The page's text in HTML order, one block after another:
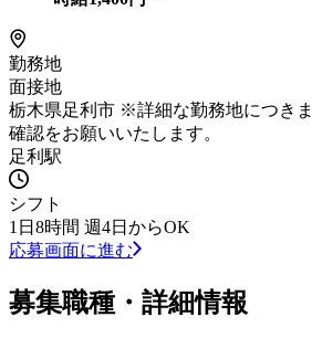
勤務地
面接地
栃木県足利市 ※詳細な勤務地につき
確認をお願いいたします。
足利駅
シフト
1日8時間 週4日からOK
応募画面に進む
募集職種・詳細情報